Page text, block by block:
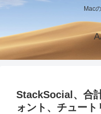
Mac
StackSocial、合
ォント、チュー